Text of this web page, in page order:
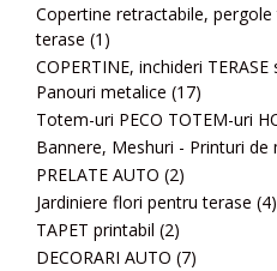
Copertine retractabile,
terase (1)
COPERTINE, inchideri TERASE
Panouri metalice (17)
Totem-uri PECO TOTEM-uri
Bannere, Meshuri - Printuri de
PRELATE AUTO (2)
Jardiniere flori pentru terase (4)
TAPET printabil (2)
DECORARI AUTO (7)